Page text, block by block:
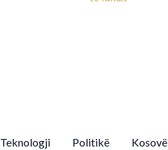
Teknologji Politikë Kosovë